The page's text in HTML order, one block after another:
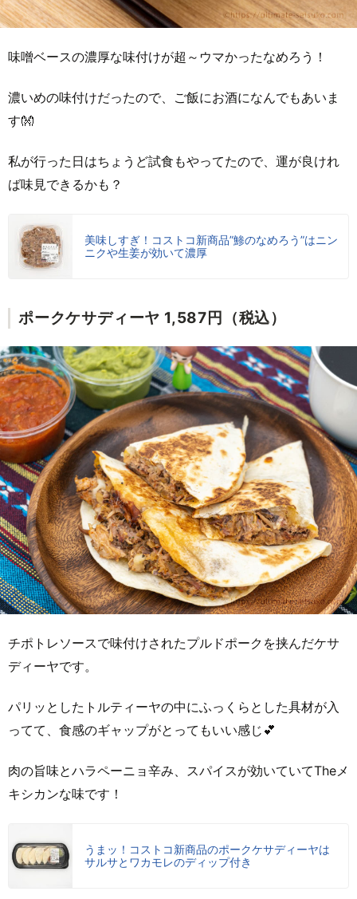
味噌ベースの濃厚な味付けが超～ウマかったなめろう！
濃いめの味付けだったので、ご飯にお酒になんでもあいま
す👐
私が行った日はちょうど試食もやってたので、運が良けれ
ば味見できるかも？
美味しすぎ！コストコ新商品”鯵のなめろう”はニン
ニクや生姜が効いて濃厚
ポークケサディーヤ 1,587円（税込）
チポトレソースで味付けされたプルドポークを挟んだケサ
ディーヤです。
パリッとしたトルティーヤの中にふっくらとした具材が入
ってて、食感のギャップがとってもいい感じ💕
肉の旨味とハラペーニョ辛み、スパイスが効いていてTheメ
キシカンな味です！
うまッ！コストコ新商品のポークケサディーヤは
サルサとワカモレのディップ付き